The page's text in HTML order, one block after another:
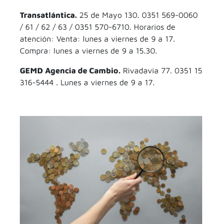
Transatlántica. 25 de Mayo 130. 0351 569-0060
/ 61 / 62 / 63 / 0351 570-6710. Horarios de
atención: Venta: lunes a viernes de 9 a 17.
Compra: lunes a viernes de 9 a 15.30.
GEMD Agencia de Cambio. Rivadavia 77. 0351 15
316-5444 . Lunes a viernes de 9 a 17.